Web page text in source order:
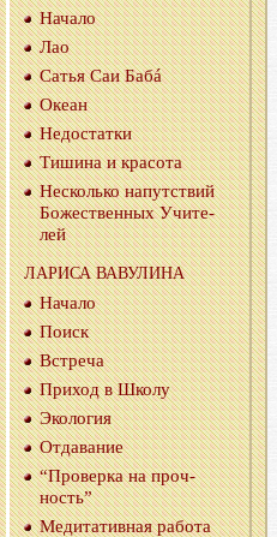
На­ча­ло
Лао
Сатья Саи Бабá
Океан
Недо­стат­ки
Ти­ши­на и кра­со­та
Несколь­ко на­пут­ствий
Бо­же­ствен­ных Учи­те­
лей
ЛА­РИ­СА ВА­ВУ­ЛИ­НА
На­ча­ло
Поиск
Встре­ча
При­ход в Школу
Эко­ло­гия
От­да­ва­ние
“Про­вер­ка на проч­
ность”
Ме­ди­та­тив­ная ра­бо­та